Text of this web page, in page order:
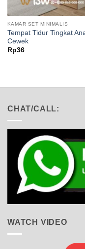
KAMAR SET MINIMALIS
Tempat Tidur Tingkat
Cewek
Rp36
CHAT/CALL:
WATCH VIDEO